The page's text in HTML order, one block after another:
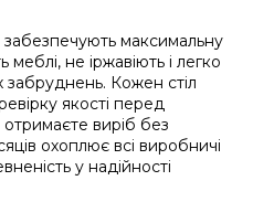
забезпечують максимальну
меблі, не іржавіють і легко
забруднень. Кожен стіл
якості перед
виріб без
охоплює всі виробничі
у надійності